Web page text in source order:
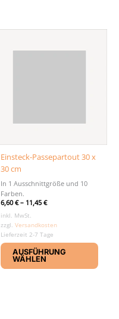
auf.
Einsteck-Passepartout 30 x
30 cm
In 1 Ausschnittgröße und 10
Farben.
6,60€– 11,45€
inkl. MwSt.
zzgl.Versandkosten
Lieferzeit 2-7 Tage
AUSFÜHRUNG
WÄHLEN
weist